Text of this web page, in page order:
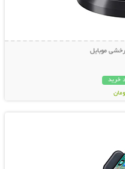
موبایل
خرید
بیشتر